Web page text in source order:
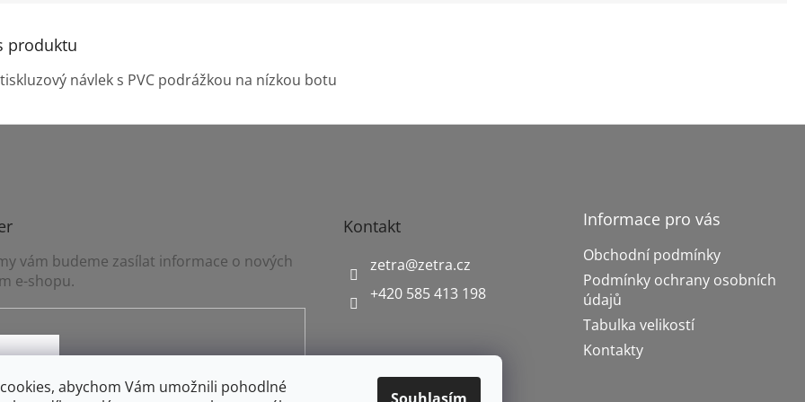
abychom Vám umožnili pohodlné
produktu
návlek s PVC podrážkou na nízkou botu
vám budeme zasílat informace o nových
e-shopu.
ochrany osobních údajů
Kontakt
zetra@zetra.cz
+420 585 413 198
Informace pro vás
Obchodní podmínky
Podmínky ochrany osobních
údajů
Tabulka velikostí
Kontakty